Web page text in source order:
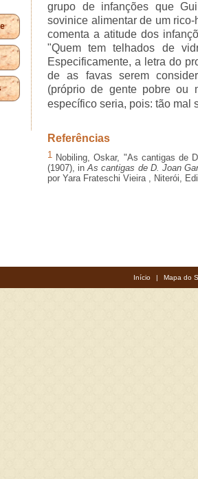
grupo de infanções que
sovinice alimentar de um
comenta a atitude dos
"Quem tem telhados de
Especificamente, a letra do
de as favas serem
(próprio de gente pobre ou
específico seria, pois: tão mal
Referências
1
Nobiling, Oskar, "As cantigas de
(1907), inAs cantigas de D. Joan
por Yara Frateschi Vieira , Niterói,
Início | Mapa do